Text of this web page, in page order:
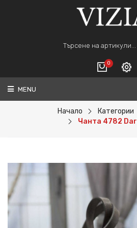
0
ВАШАТА КОЛИЧКА Е
ПОРЪЧАЙ
Регистрация
MENU
Начало Категории
Чанта 4782